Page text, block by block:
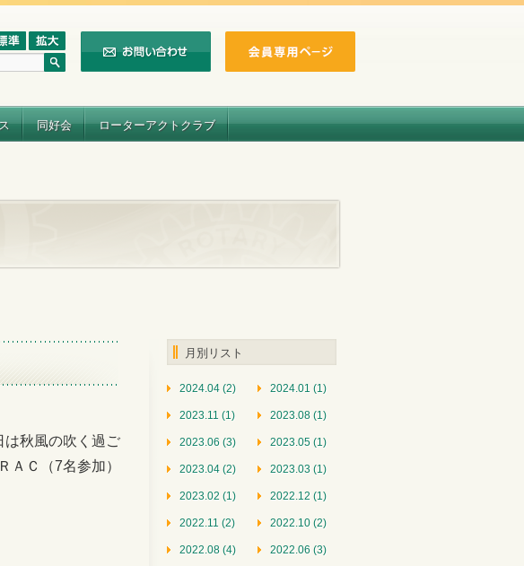
同好会 ローターアクトクラブ
秋風の吹く過ご
ＡＣ（7名参加）
月別リスト
2024.04 (2) 2024.01 (1)
2023.11 (1) 2023.08 (1)
2023.06 (3) 2023.05 (1)
2023.04 (2) 2023.03 (1)
2023.02 (1) 2022.12 (1)
2022.11 (2) 2022.10 (2)
2022.08 (4) 2022.06 (3)